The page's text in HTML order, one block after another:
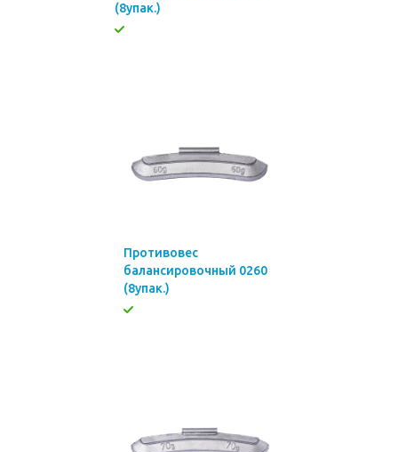
(8упак.)
Противовес
балансировочный 0260
(8упак.)